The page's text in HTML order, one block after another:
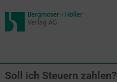
Soll ich Steuern zahlen?